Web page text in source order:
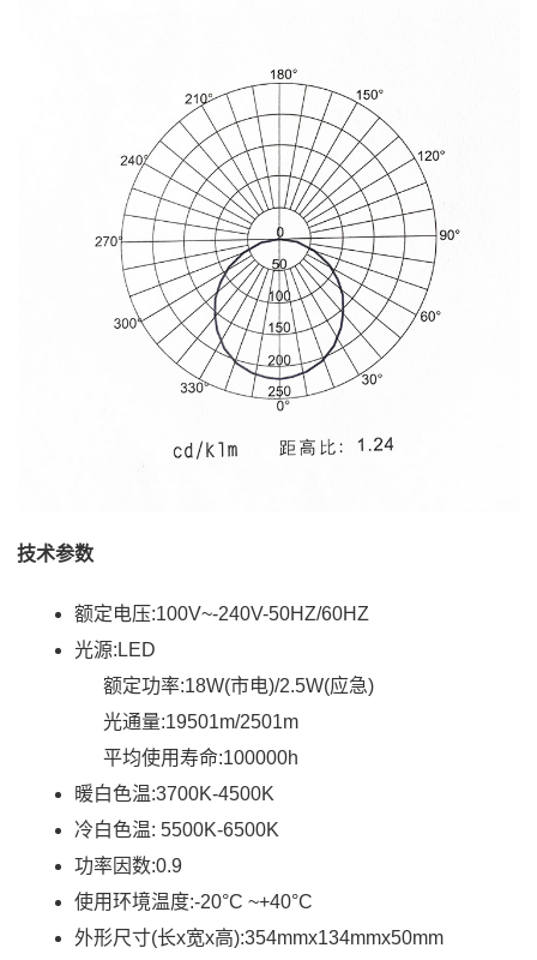
技术参数
额定电压:100V~-240V-50HZ/60HZ
光源:LED
额定功率:18W(市电)/2.5W(应急)
光通量:19501m/2501m
平均使用寿命:100000h
暖白色温:3700K-4500K
冷白色温: 5500K-6500K
功率因数:0.9
使用环境温度:-20°C ~+40°C
外形尺寸(长x宽x高):354mmx134mmx50mm